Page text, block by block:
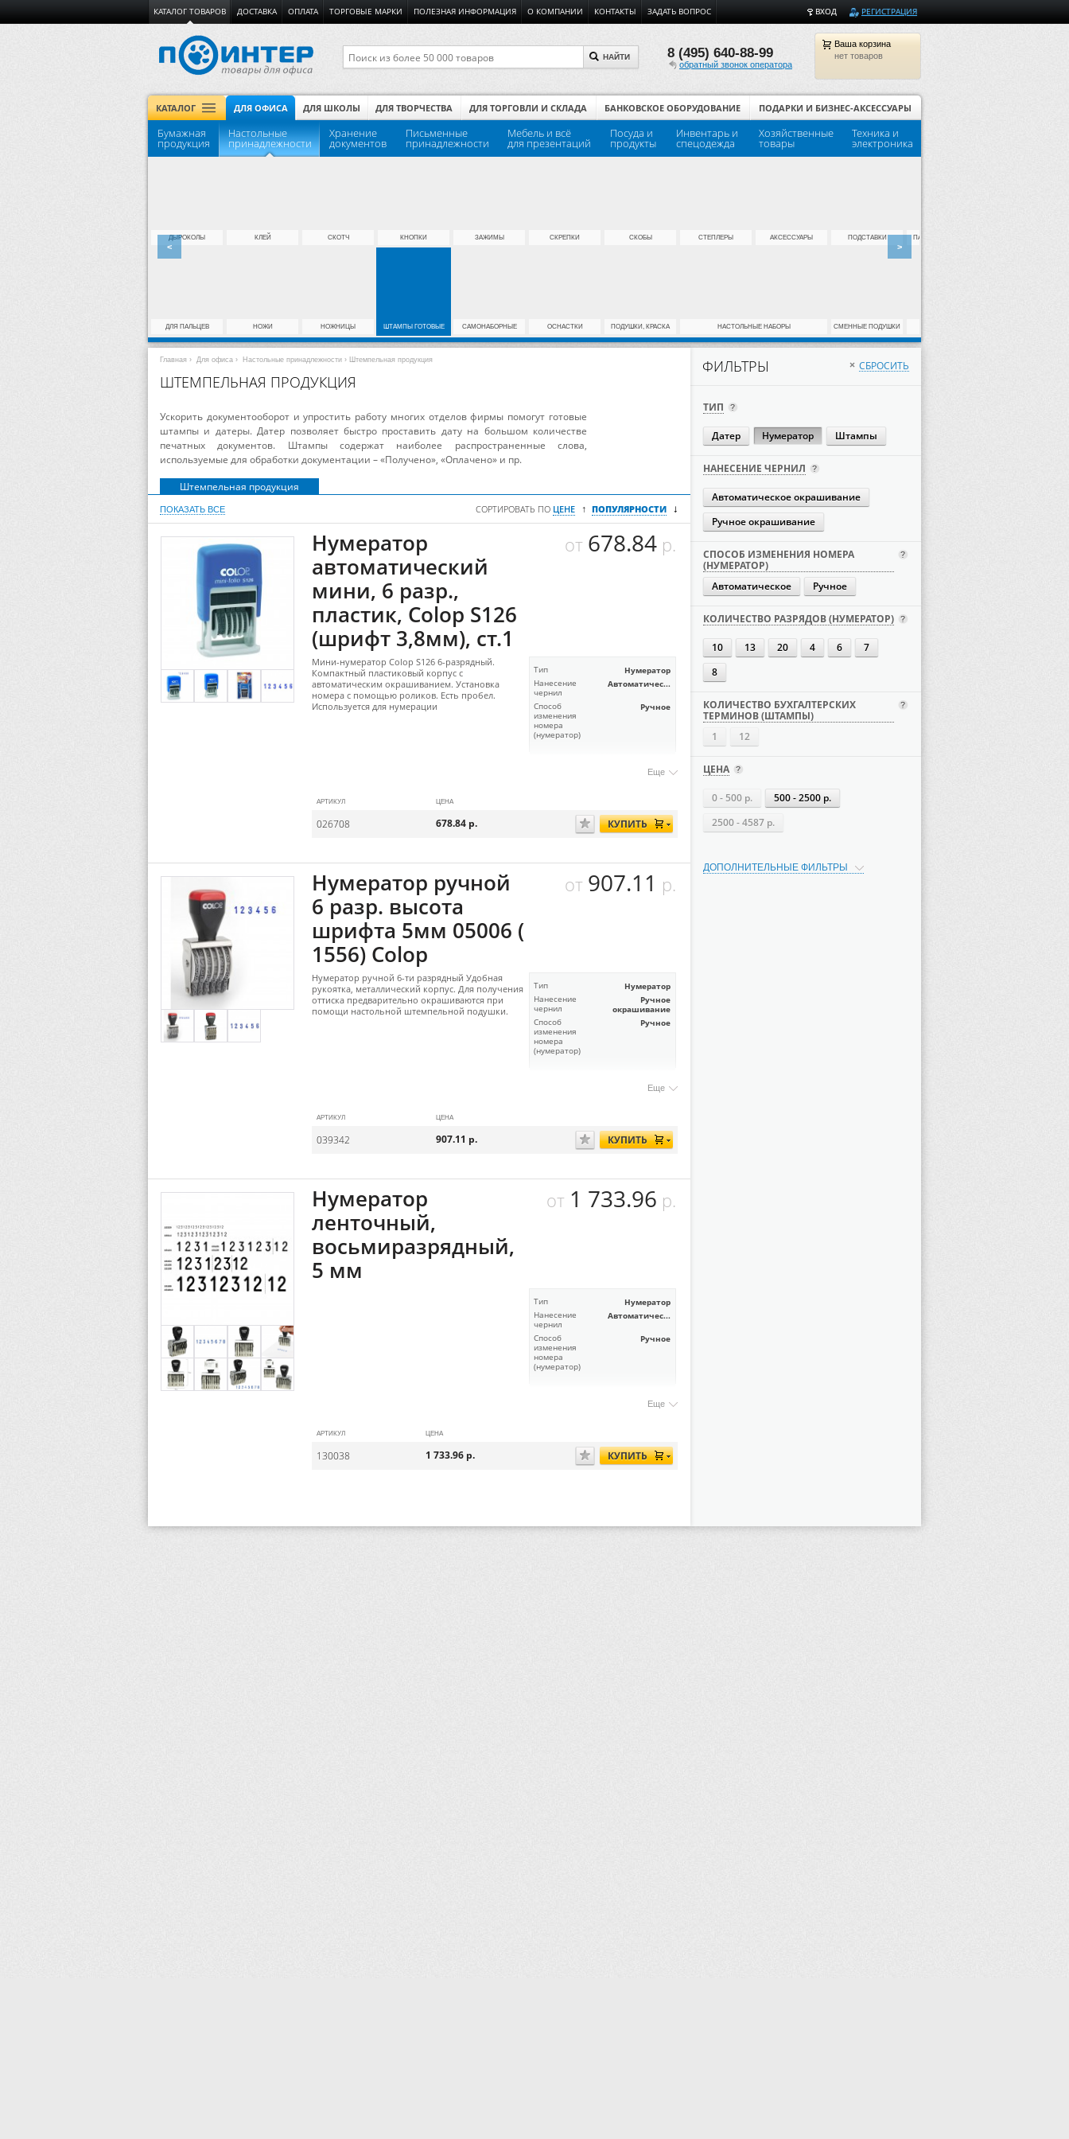
ВХОД РЕГИСТРАЦИЯ
КАТАЛОГ ТОВАРОВ ДОСТАВКА ОПЛАТА ТОРГОВЫЕ МАРКИ ПОЛЕЗНАЯ ИНФОРМАЦИЯ О КОМПАНИИ КОНТАКТЫ ЗАДАТЬ ВОПРОС
Ваша корзина
нет товаров
8 (495) 640-88-99
обратный звонок оператора
НАЙТИ
КАТАЛОГ ДЛЯ ОФИСА ДЛЯ ШКОЛЫ ДЛЯ ТВОРЧЕСТВА ДЛЯ ТОРГОВЛИ И СКЛАДА БАНКОВСКОЕ ОБОРУДОВАНИЕ ПОДАРКИ И БИЗНЕС-АКСЕССУАРЫ
Бумажная
продукция
Настольные
принадлежности
Хранение
документов
Письменные
принадлежности
Мебель и всё
для презентаций
Посуда и
продукты
Инвентарь и
спецодежда
Хозяйственные
товары
Техника и
электроника
ДЫРОКОЛЫ КЛЕЙ СКОТЧ КНОПКИ ЗАЖИМЫ СКРЕПКИ СКОБЫ СТЕПЛЕРЫ АКСЕССУАРЫ ПОДСТАВКИ
ДЛЯ ПАЛЬЦЕВ НОЖИ НОЖНИЦЫ ШТАМПЫ ГОТОВЫЕ САМОНАБОРНЫЕ ОСНАСТКИ ПОДУШКИ, КРАСКА НАСТОЛЬНЫЕ НАБОРЫ СМЕННЫЕ ПОДУШКИ
ПАПКИ АРХИВНЫЕ
< >
ФИЛЬТРЫ × СБРОСИТЬ
ТИП
Датер Нумератор Штампы
НАНЕСЕНИЕ ЧЕРНИЛ
Автоматическое окрашивание
Ручное окрашивание
СПОСОБ ИЗМЕНЕНИЯ НОМЕРА
(НУМЕРАТОР)
Автоматическое
Ручное
КОЛИЧЕСТВО РАЗРЯДОВ (НУМЕРАТОР)
10 13 20 4 6
7
8
КОЛИЧЕСТВО БУХГАЛТЕРСКИХ
ТЕРМИНОВ (ШТАМПЫ)
1
12
ЦЕНА
0 - 500 р.
500 - 2500 р.
2500 - 4587 р.
ДОПОЛНИТЕЛЬНЫЕ ФИЛЬТРЫ
Главная › Для офиса › Настольные принадлежности › Штемпельная продукция
ШТЕМПЕЛЬНАЯ ПРОДУКЦИЯ
Ускорить документооборот и упростить работу многих отделов фирмы помогут готовые
штампы и датеры. Датер позволяет быстро проставить дату на большом количестве
печатных документов. Штампы содержат наиболее распространенные слова,
используемые для обработки документации – «Получено», «Оплачено» и пр.
Штемпельная продукция
ПОКАЗАТЬ ВСЕ СОРТИРОВАТЬ ПО ЦЕНЕ ↑ ПОПУЛЯРНОСТИ ↓
Нумератор
автоматический
мини, 6 разр.,
пластик, Colop S126
(шрифт 3,8мм), ст.1
от 678.84 р.
Мини-нумератор Colop S126 6-разрядный.
Компактный пластиковый корпус с
автоматическим окрашиванием. Установка
номера с помощью роликов. Есть пробел.
Используется для нумерации
Тип Нумератор
Нанесение
чернил
Автоматичес...
Способ
изменения
номера
(нумератор)
Ручное
Еще
АРТИКУЛ ЦЕНА
026708 678.84 р. КУПИТЬ
Нумератор ручной
6 разр. высота
шрифта 5мм 05006 (
1556) Colop
от 907.11 р.
Нумератор ручной 6-ти разрядный Удобная
рукоятка, металлический корпус. Для получения
оттиска предварительно окрашиваются при
помощи настольной штемпельной подушки.
Тип Нумератор
Нанесение
чернил
Ручное
окрашивание
Способ
изменения
номера
(нумератор)
Ручное
Еще
АРТИКУЛ ЦЕНА
039342 907.11 р. КУПИТЬ
Нумератор
ленточный,
восьмиразрядный,
5 мм
от 1 733.96 р.
Тип Нумератор
Нанесение
чернил
Автоматичес...
Способ
изменения
номера
(нумератор)
Ручное
Еще
АРТИКУЛ ЦЕНА
130038 1 733.96 р. КУПИТЬ